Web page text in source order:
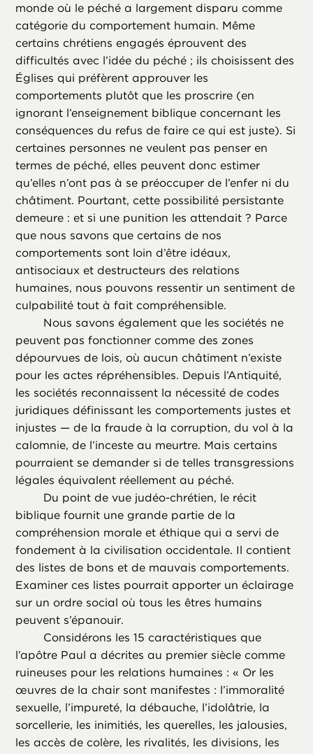
monde où le péché a largement disparu comme
catégorie du comportement humain. Même
certains chrétiens engagés éprouvent des
difficultés avec l’idée du péché ; ils choisissent des
Églises qui préfèrent approuver les
comportements plutôt que les proscrire (en
ignorant l’enseignement biblique concernant les
conséquences du refus de faire ce qui est juste). Si
certaines personnes ne veulent pas penser en
termes de péché, elles peuvent donc estimer
qu’elles n’ont pas à se préoccuper de l’enfer ni du
châtiment. Pourtant, cette possibilité persistante
demeure : et si une punition les attendait ? Parce
que nous savons que certains de nos
comportements sont loin d’être idéaux,
antisociaux et destructeurs des relations
humaines, nous pouvons ressentir un sentiment de
culpabilité tout à fait compréhensible.
Nous savons également que les sociétés ne
peuvent pas fonctionner comme des zones
dépourvues de lois, où aucun châtiment n’existe
pour les actes répréhensibles. Depuis l’Antiquité,
les sociétés reconnaissent la nécessité de codes
juridiques définissant les comportements justes et
injustes — de la fraude à la corruption, du vol à la
calomnie, de l’inceste au meurtre. Mais certains
pourraient se demander si de telles transgressions
légales équivalent réellement au péché.
Du point de vue judéo-chrétien, le récit
biblique fournit une grande partie de la
compréhension morale et éthique qui a servi de
fondement à la civilisation occidentale. Il contient
des listes de bons et de mauvais comportements.
Examiner ces listes pourrait apporter un éclairage
sur un ordre social où tous les êtres humains
peuvent s’épanouir.
Considérons les 15 caractéristiques que
l’apôtre Paul a décrites au premier siècle comme
ruineuses pour les relations humaines : « Or les
œuvres de la chair sont manifestes : l’immoralité
sexuelle, l’impureté, la débauche, l’idolâtrie, la
sorcellerie, les inimitiés, les querelles, les jalousies,
les accès de colère, les rivalités, les divisions, les